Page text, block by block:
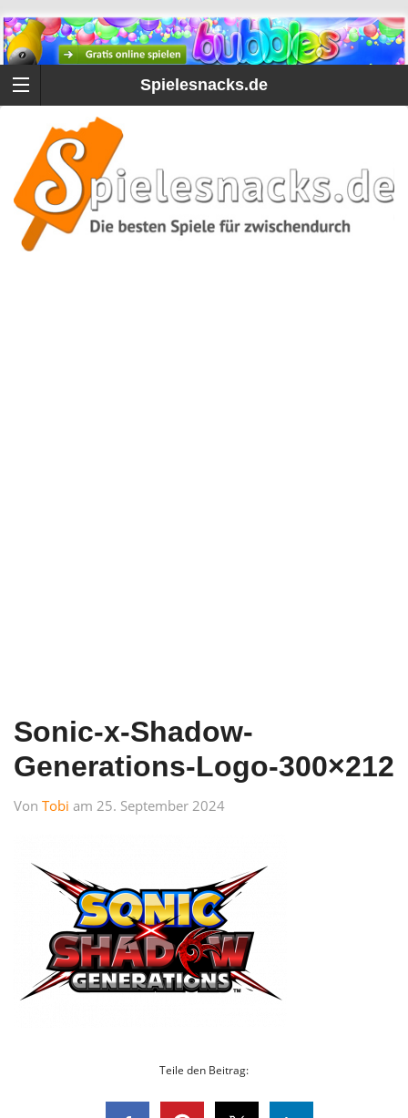
Spielesnacks.de
Sonic-x-Shadow-
Generations-Logo-300×212
Von Tobi am 25. September 2024
Teile den Beitrag: